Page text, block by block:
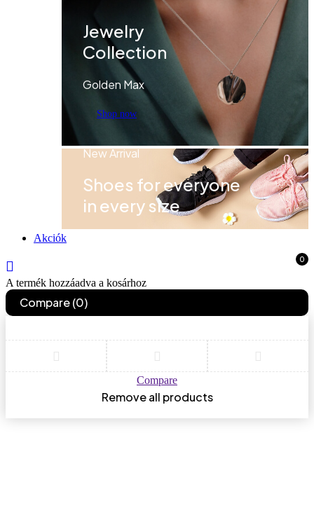
Jewelry
Collection
Golden Max
Shop now
New Arrival
Shoes for everyone
in every size
Akciók
0
A termék hozzáadva a kosárhoz
Compare(0)
Compare
Remove all products